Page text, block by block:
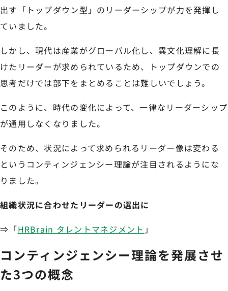
出す「トップダウン型」のリーダーシップが力を発揮し
ていました。
しかし、現代は産業がグローバル化し、異文化理解に長
けたリーダーが求められているため、トップダウンでの
思考だけでは部下をまとめることは難しいでしょう。
このように、時代の変化によって、一律なリーダーシップ
が通用しなくなりました。
そのため、状況によって求められるリーダー像は変わる
というコンティンジェンシー理論が注目されるようにな
りました。
組織状況に合わせたリーダーの選出に
⇒「HRBrain タレントマネジメント 」
コンティンジェンシー理論を発展させ
た3つの概念